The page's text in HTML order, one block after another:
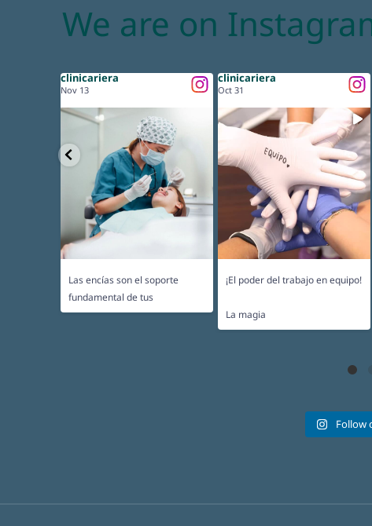
We are on
clinicariera
Nov 13
Las encías son el soporte
fundamental de tus
clinicariera
Oct 31
¡El poder del trabajo en equipo!
La magia
Follow